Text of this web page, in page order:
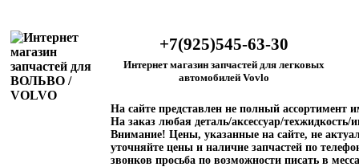
+7(925)545-63-30
Интернет магазин запчастей для легковых
автомобилей Vovlo
На сайте представлен не полный ассортимент
На заказ любая деталь/аксессуар/техжидкость/
Внимание! Цены, указанные на сайте, не
уточняйте цены и наличие запчастей по
звонков просьба по возможности писать в